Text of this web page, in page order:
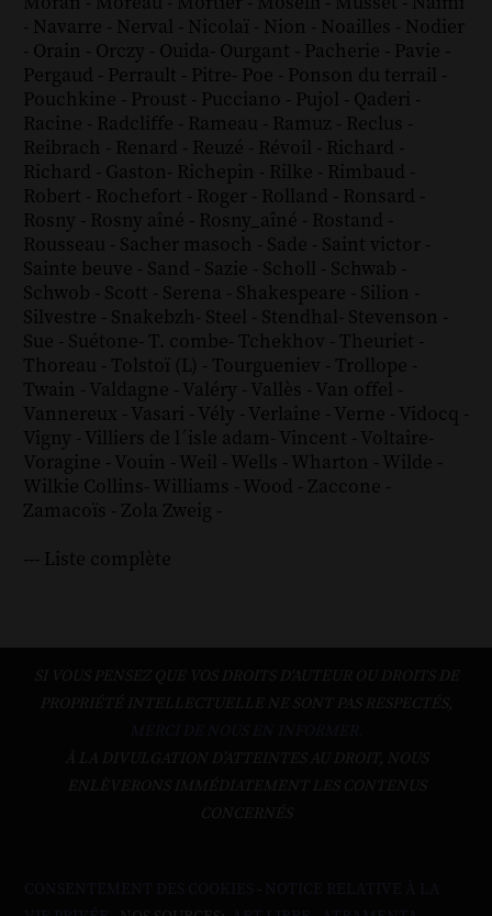
- Navarre - Nerval - Nicolaï - Nion - Noailles - Nodier
- Orain - Orczy - Ouida- Ourgant - Pacherie - Pavie -
Pergaud - Perrault - Pitre- Poe - Ponson du terrail -
Pouchkine - Proust - Pucciano - Pujol - Qaderi -
Racine - Radcliffe - Rameau - Ramuz - Reclus -
Reibrach - Renard - Reuzé - Révoil - Richard -
Richard - Gaston- Richepin - Rilke - Rimbaud -
Robert - Rochefort - Roger - Rolland - Ronsard -
Rosny - Rosny aîné - Rosny_aîné - Rostand -
Rousseau - Sacher masoch - Sade - Saint victor -
Sainte beuve - Sand - Sazie - Scholl - Schwab -
Schwob - Scott - Serena - Shakespeare - Silion -
Silvestre - Snakebzh- Steel - Stendhal- Stevenson -
Sue - Suétone- T. combe- Tchekhov - Theuriet -
Thoreau - Tolstoï (L) - Tourgueniev - Trollope -
Twain - Valdagne - Valéry - Vallès - Van offel -
Vannereux - Vasari - Vély - Verlaine - Verne - Vidocq -
Vigny - Villiers de l´isle adam- Vincent - Voltaire-
Voragine - Vouin - Weil - Wells - Wharton - Wilde -
Wilkie Collins- Williams - Wood - Zaccone -
Zamacoïs - Zola Zweig -
--- Liste complète